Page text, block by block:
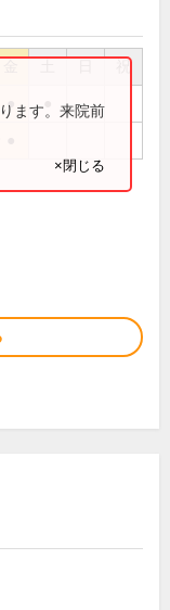
祝
●ます。来院前
×閉じる